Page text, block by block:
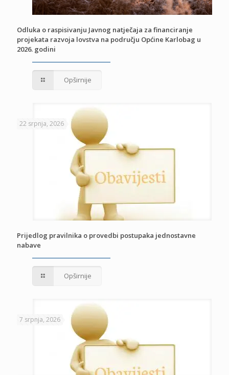
Odluka o raspisivanju Javnog natječaja za financiranje
projekata razvoja lovstva na području Općine Karlobag u
2026. godini
Opširnije
22 srpnja, 2026
Prijedlog pravilnika o provedbi postupaka jednostavne
nabave
Opširnije
7 srpnja, 2026